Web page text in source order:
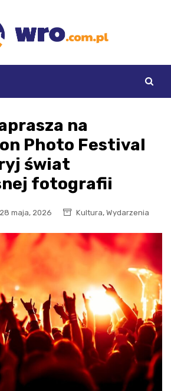
na
Photo Festival
świat
fotografii
28 maja, 2026 Kultura, Wydarzenia